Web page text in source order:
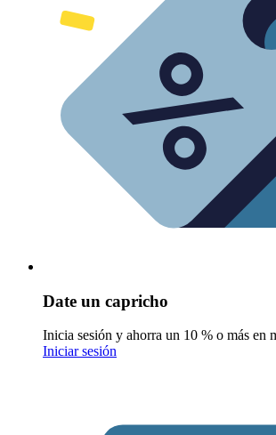
Date un capricho
Inicia sesión y ahorra un 10 % o más en
Iniciar sesión